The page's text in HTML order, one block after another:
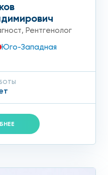
, Рентгенолог
Юго-Западная